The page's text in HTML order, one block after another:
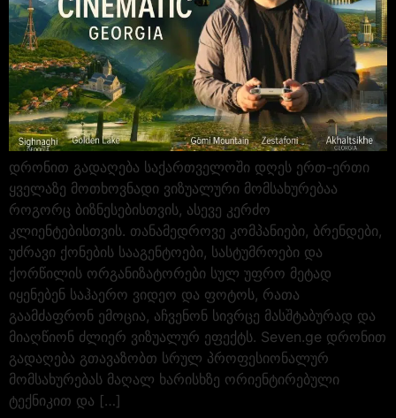
დრონით გადაღება საქართველოში დღეს ერთ-ერთი
ყველაზე მოთხოვნადი ვიზუალური მომსახურებაა
როგორც ბიზნესებისთვის, ასევე კერძო
კლიენტებისთვის. თანამედროვე კომპანიები, ბრენდები,
უძრავი ქონების სააგენტოები, სასტუმროები და
ქორწილის ორგანიზატორები სულ უფრო მეტად
იყენებენ საჰაერო ვიდეო და ფოტოს, რათა
გაამძაფრონ ემოცია, აჩვენონ სივრცე მასშტაბურად და
მიაღწიონ ძლიერ ვიზუალურ ეფექტს. Seven.ge დრონით
გადაღება გთავაზობთ სრულ პროფესიონალურ
მომსახურებას მაღალ ხარისხზე ორიენტირებული
ტექნიკით და […]